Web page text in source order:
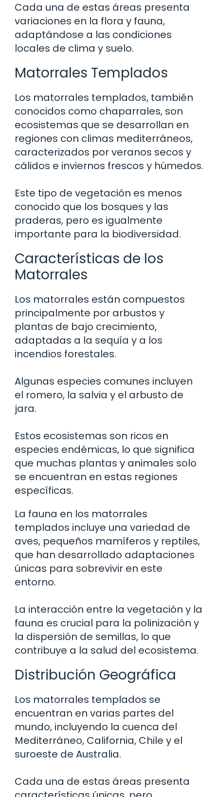
Cada una de estas áreas presenta
variaciones en la flora y fauna,
adaptándose a las condiciones
locales de clima y suelo.
Matorrales Templados
Los matorrales templados, también
conocidos como chaparrales, son
ecosistemas que se desarrollan en
regiones con climas mediterráneos,
caracterizados por veranos secos y
cálidos e inviernos frescos y húmedos.
Este tipo de vegetación es menos
conocido que los bosques y las
praderas, pero es igualmente
importante para la biodiversidad.
Características de los
Matorrales
Los matorrales están compuestos
principalmente por arbustos y
plantas de bajo crecimiento,
adaptadas a la sequía y a los
incendios forestales.
Algunas especies comunes incluyen
el romero, la salvia y el arbusto de
jara.
Estos ecosistemas son ricos en
especies endémicas, lo que significa
que muchas plantas y animales solo
se encuentran en estas regiones
específicas.
La fauna en los matorrales
templados incluye una variedad de
aves, pequeños mamíferos y reptiles,
que han desarrollado adaptaciones
únicas para sobrevivir en este
entorno.
La interacción entre la vegetación y la
fauna es crucial para la polinización y
la dispersión de semillas, lo que
contribuye a la salud del ecosistema.
Distribución Geográfica
Los matorrales templados se
encuentran en varias partes del
mundo, incluyendo la cuenca del
Mediterráneo, California, Chile y el
suroeste de Australia.
Cada una de estas áreas presenta